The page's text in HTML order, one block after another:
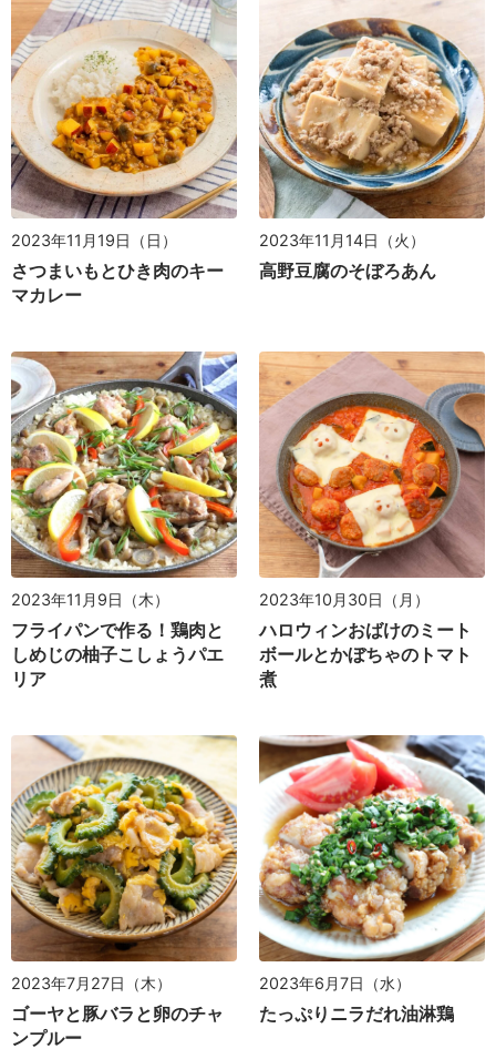
2023年11月19日（日）
さつまいもとひき肉のキー
マカレー
2023年11月14日（火）
高野豆腐のそぼろあん
2023年11月9日（木）
フライパンで作る！鶏肉と
しめじの柚子こしょうパエ
リア
2023年10月30日（月）
ハロウィンおばけのミート
ボールとかぼちゃのトマト
煮
2023年7月27日（木）
ゴーヤと豚バラと卵のチャ
ンプルー
2023年6月7日（水）
たっぷりニラだれ油淋鶏